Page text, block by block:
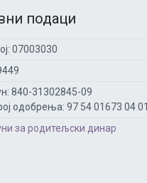
подаци
07003030
840-31302845-09
одобрења: 97 54 01673 04
за родитељски динар